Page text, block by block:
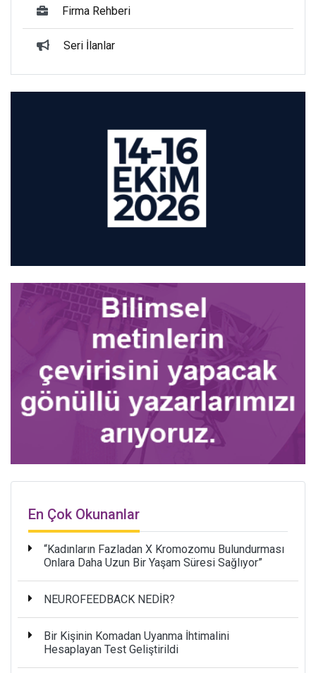
Firma Rehberi
Seri İlanlar
En Çok Okunanlar
“Kadınların Fazladan X Kromozomu Bulundurması
Onlara Daha Uzun Bir Yaşam Süresi Sağlıyor”
NEUROFEEDBACK NEDİR?
Bir Kişinin Komadan Uyanma İhtimalini
Hesaplayan Test Geliştirildi